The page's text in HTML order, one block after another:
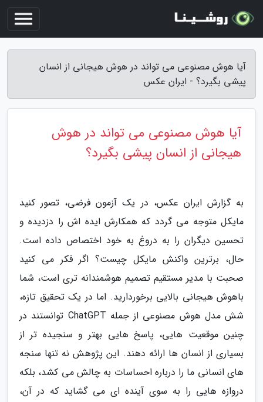
آیا هوش مصنوعی می تواند در هوش هیجانی از انسان
پیشی بگیرد؟ - ایران عکس
آیا هوش مصنوعی می تواند در هوش
هیجانی از انسان پیشی بگیرد؟
به گزارش ایران عکس، در یک آزمون فرضی، تصور کنید
مایکل متوجه می گردد که همکارش ایده اش را دزدیده و
تحسین دیگران را به دروغ به خود اختصاص داده است.
حال، برترین واکنش مایکل چیست؟ اگر فکر می کنید
صحبت با مدیر مستقیم تصمیم هوشمندانه تری است، شما
باهوش هیجانی بالایی برخوردارید. اما در یک تحقیق تازه،
شش مدل هوش مصنوعی از جمله ChatGPT توانستند در
چنین موقعیت هایی، پاسخ هایی بهتر و سنجیده تر از
بسیاری از انسان ها ارائه دهند. این پژوهش نه تنها سنجه
های انسانی ما را درباره احساسات به چالش می کشد، بلکه
دروازه هایی را به سوی آینده ای می گشاید که در آن،